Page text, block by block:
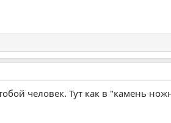
человек. Тут как в "камень